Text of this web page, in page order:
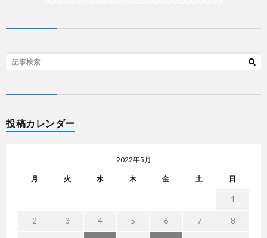
投稿カレンダー
2022年5月
月 火 水 木 金 土 日
1
2 3 4 5 6 7 8